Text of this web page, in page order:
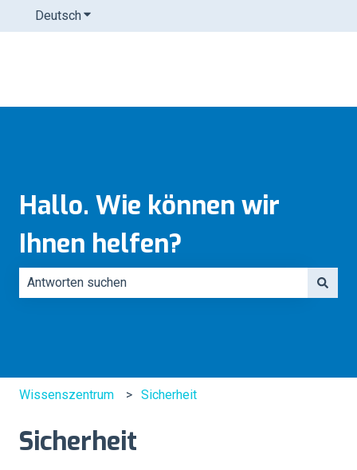
Deutsch Untermenü für Übersetzungen anzeigen
Hallo. Wie können wir
Ihnen helfen?
Wissenszentrum Sicherheit
Sicherheit